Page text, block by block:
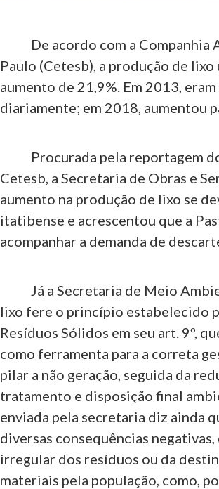
De acordo com a Companhia
Paulo (Cetesb), a produção de
aumento de 21,9%. Em 2013,
diariamente; em 2018, aumentou
Procurada pela reportagem do
Cetesb, a Secretaria de Obras e
aumento na produção de lixo se
itatibense e acrescentou que a
acompanhar a demanda de
Já a Secretaria de Meio
lixo fere o princípio estabelecido
Resíduos Sólidos em seu art. 9º,
como ferramenta para a correta
pilar a não geração, seguida da
tratamento e disposição final
enviada pela secretaria diz ainda
diversas consequências
irregular dos resíduos ou da
materiais pela população, como,